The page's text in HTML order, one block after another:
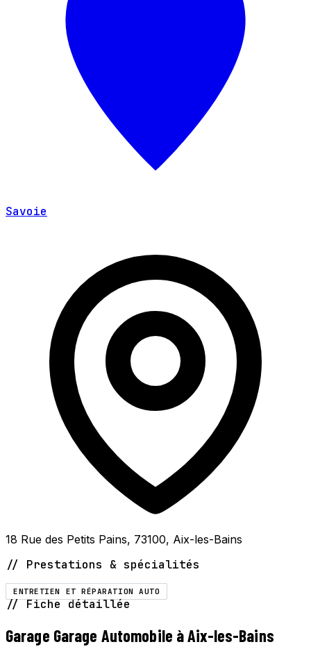
Savoie
18 Rue des Petits Pains, 73100, Aix-les-Bains
// Prestations & spécialités
ENTRETIEN ET RÉPARATION AUTO
// Fiche détaillée
Garage Garage Automobile à Aix-les-Bains